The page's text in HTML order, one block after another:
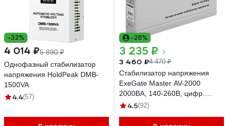
-32%
4 014 ₽5 890 ₽
Однофазный стабилизатор
напряжения HoldPeak DMB-
1500VA
4.4(57)
-28%
3 235 ₽
3 460 ₽4 470 ₽
Стабилизатор напряжения
ExeGate Master AV-2000
2000ВА, 140-260В, цифр.
индикация входного/выходного
5 уровней защиты, задержка,
4.5(92)